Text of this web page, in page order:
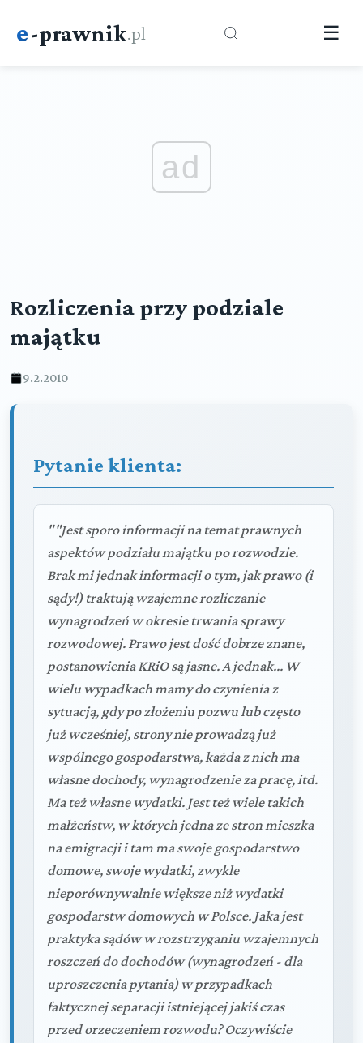
e-prawnik.pl ☰
ad
Rozliczenia przy podziale
majątku
9.2.2010
Pytanie klienta:
""Jest sporo informacji na temat prawnych
aspektów podziału majątku po rozwodzie.
Brak mi jednak informacji o tym, jak prawo (i
sądy!) traktują wzajemne rozliczanie
wynagrodzeń w okresie trwania sprawy
rozwodowej. Prawo jest dość dobrze znane,
postanowienia KRiO są jasne. A jednak... W
wielu wypadkach mamy do czynienia z
sytuacją, gdy po złożeniu pozwu lub często
już wcześniej, strony nie prowadzą już
wspólnego gospodarstwa, każda z nich ma
własne dochody, wynagrodzenie za pracę, itd.
Ma też własne wydatki. Jest też wiele takich
małżeństw, w których jedna ze stron mieszka
na emigracji i tam ma swoje gospodarstwo
domowe, swoje wydatki, zwykle
nieporównywalnie większe niż wydatki
gospodarstw domowych w Polsce. Jaka jest
praktyka sądów w rozstrzyganiu wzajemnych
roszczeń do dochodów (wynagrodzeń - dla
uproszczenia pytania) w przypadkach
faktycznej separacji istniejącej jakiś czas
przed orzeczeniem rozwodu? Oczywiście